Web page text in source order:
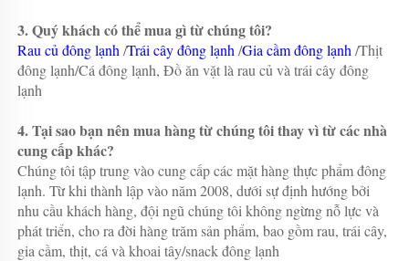
3. Quý khách có thể mua gì từ chúng tôi?
Rau củ đông lạnh /Trái cây đông lạnh /Gia cầm đông lạnh /Thịt
đông lạnh/Cá đông lạnh, Đồ ăn vặt là rau củ và trái cây đông
lạnh
4. Tại sao bạn nên mua hàng từ chúng tôi thay vì từ các nhà
cung cấp khác?
Chúng tôi tập trung vào cung cấp các mặt hàng thực phẩm đông
lạnh. Từ khi thành lập vào năm 2008, dưới sự định hướng bởi
nhu cầu khách hàng, đội ngũ chúng tôi không ngừng nỗ lực và
phát triển, cho ra đời hàng trăm sản phẩm, bao gồm rau, trái cây,
gia cầm, thịt, cá và khoai tây/snack đông lạnh